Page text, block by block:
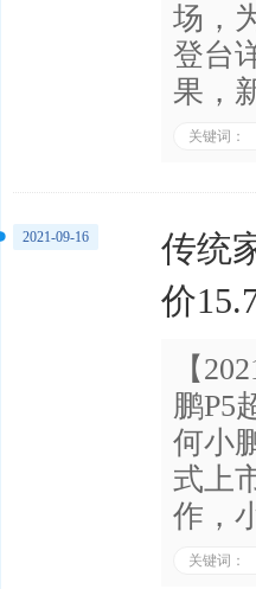
场，
登台
果，
关键词：
传统
价
【
鹏P5
何小
式上
作，
关键词：
2021-09-16